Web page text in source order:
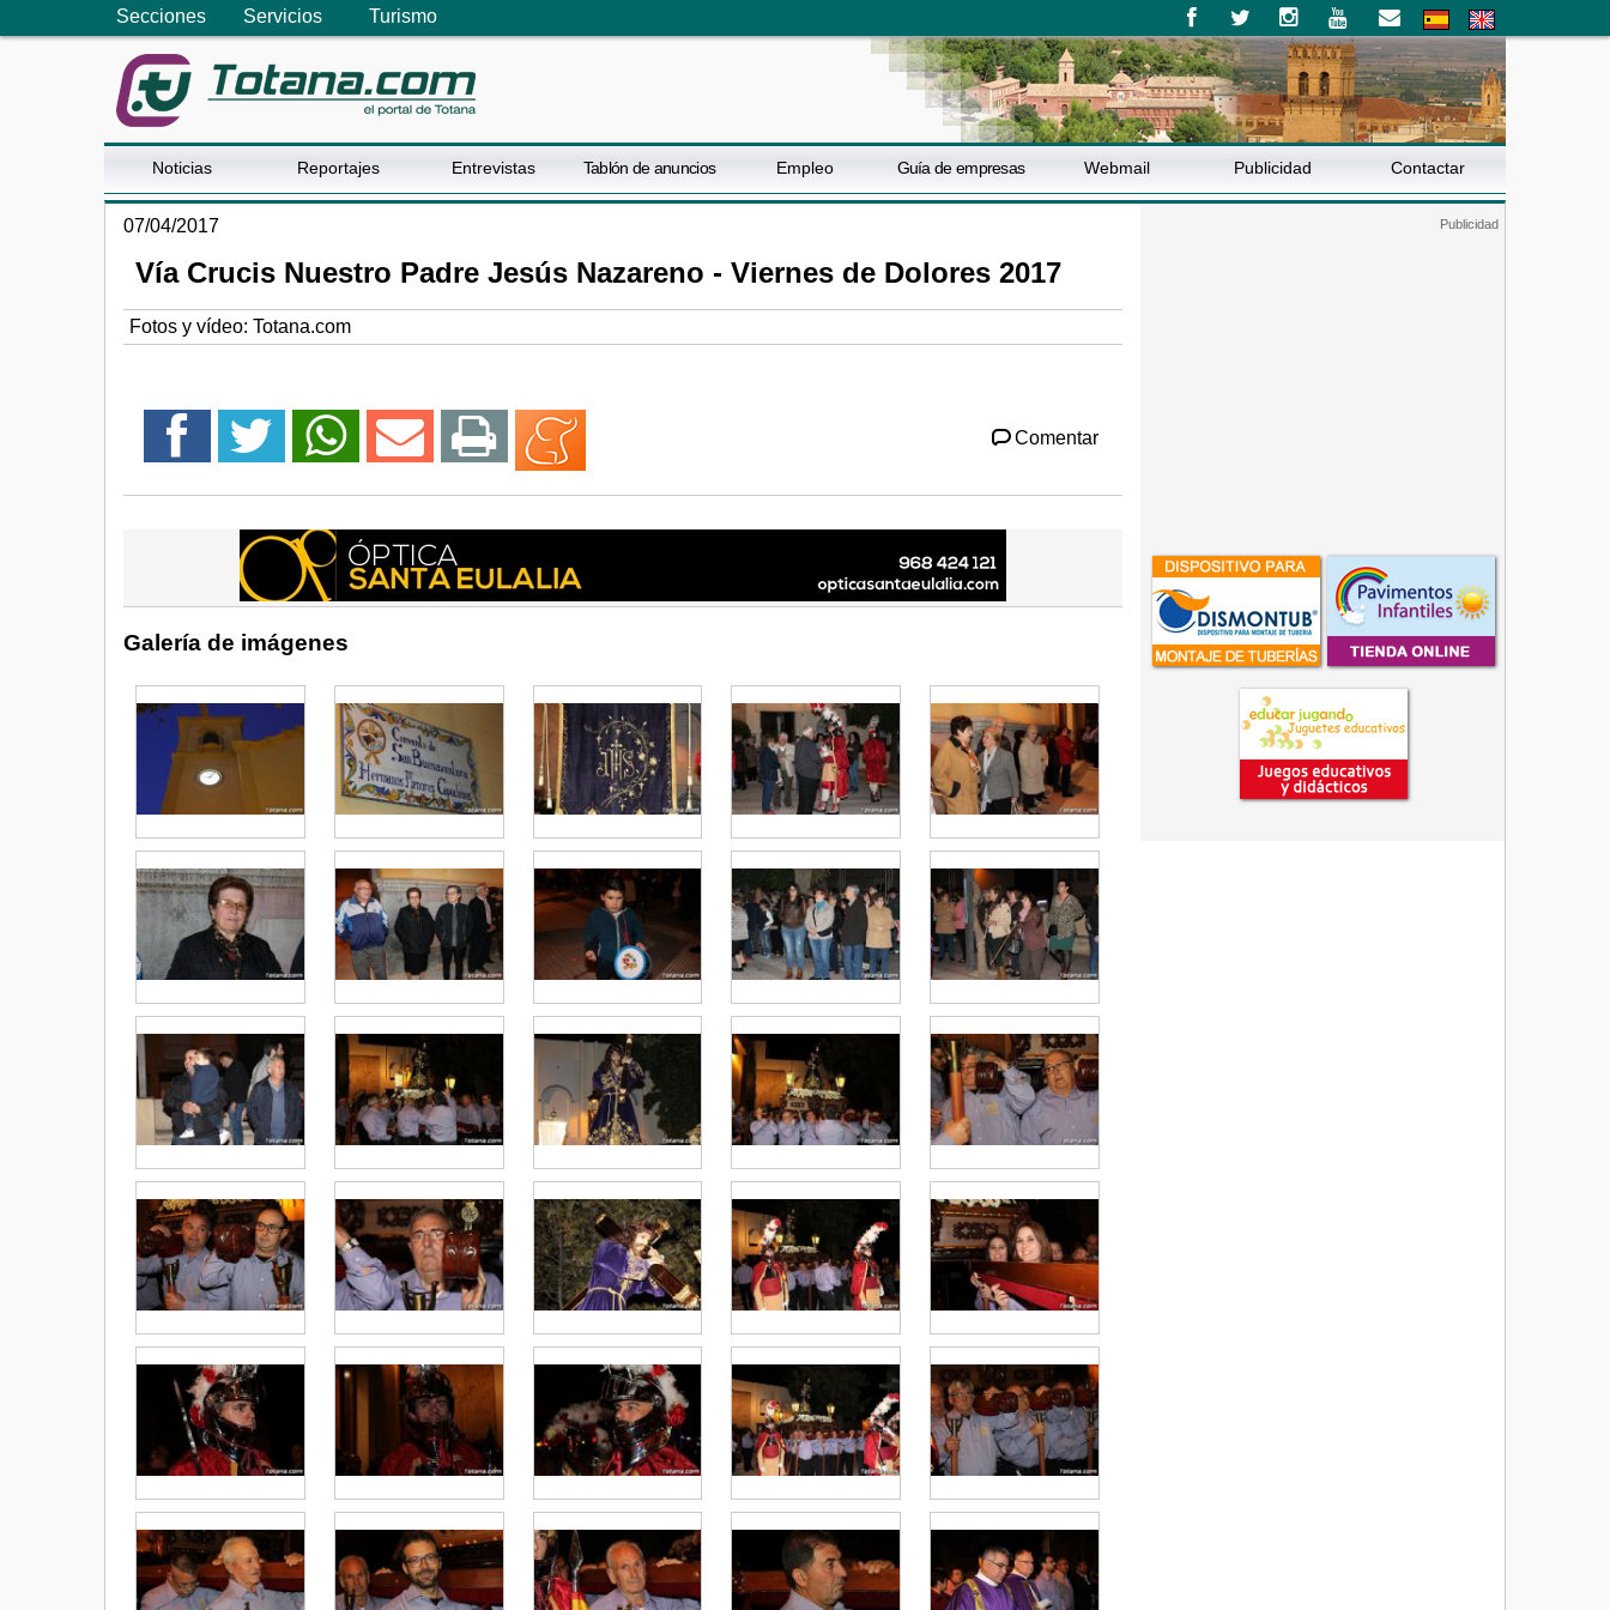
Secciones Servicios Turismo
Noticias Reportajes Entrevistas Tablón de anuncios Empleo Guía de empresas Webmail Publicidad Contactar
07/04/2017
Vía Crucis Nuestro Padre Jesús Nazareno - Viernes de Dolores 2017
Fotos y vídeo: Totana.com
Comentar
Galería de imágenes